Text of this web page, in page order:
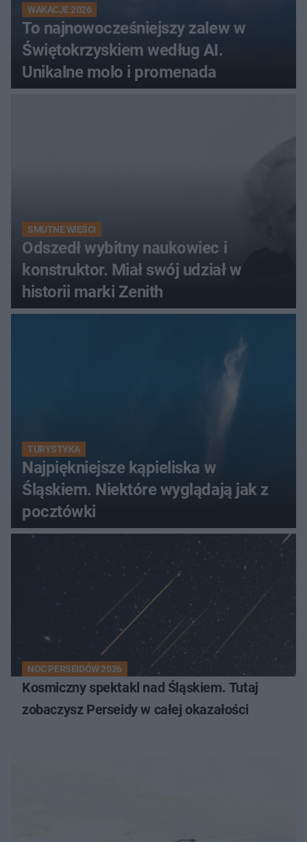
WAKACJE 2026
To najnowocześniejszy zalew w
Świętokrzyskiem według AI.
Unikalne molo i promenada
SMUTNE WIEŚCI
Odszedł wybitny naukowiec i
konstruktor. Miał swój udział w
historii marki Zenith
TURYSTYKA
Najpiękniejsze kąpieliska w
Śląskiem. Niektóre wyglądają jak z
pocztówki
NOC PERSEIDÓW 2026
Kosmiczny spektakl nad Śląskiem. Tutaj
zobaczysz Perseidy w całej okazałości